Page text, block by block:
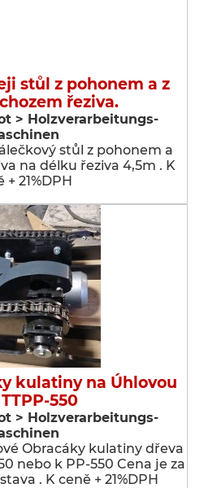
stůl z pohonem a z
řeziva.
> Holzverarbeitungs-
stůl z pohonem a
na délku řeziva 4,5m . K
+ 21%DPH
kulatiny na Úhlovou
550
> Holzverarbeitungs-
Obracáky kulatiny dřeva
nebo k PP-550 Cena je za
. K ceně + 21%DPH